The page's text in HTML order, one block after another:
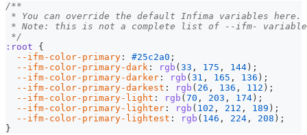
/**
* You can override the default Infima variables here.
* Note: this is not a complete list of --ifm-
*/
:root
{
--ifm-color-primary : #25c2a0 ;
--ifm-color-primary-dark : rgb ( 33 , 175 , 144 ) ;
--ifm-color-primary-darker : rgb ( 31 , 165 , 136 ) ;
--ifm-color-primary-darkest : rgb ( 26 , 136 , 112 ) ;
--ifm-color-primary-light : rgb ( 70 , 203 , 174 ) ;
--ifm-color-primary-lighter : rgb ( 102 , 212 , 189 ) ;
--ifm-color-primary-lightest : rgb ( 146 , 224 , 208 ) ;
}